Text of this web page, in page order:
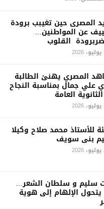
المصرى حين تغيبب برودة
عن المواطنين…
القلوب
المصري يهنئ الطالبة
علي جمال بمناسبة النجاح
العامة
للأستاذ محمد صلاح وكيلا
بنى سويف
سليم و سلطان الشعر…
الإلهام إلى هوية